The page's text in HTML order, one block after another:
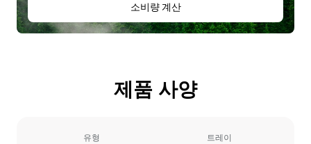
소비량 계산
제품 사양
유형 트레이